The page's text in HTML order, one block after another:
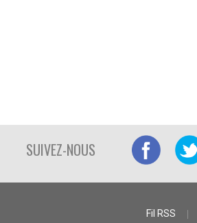
SUIVEZ-NOUS
Fil RSS